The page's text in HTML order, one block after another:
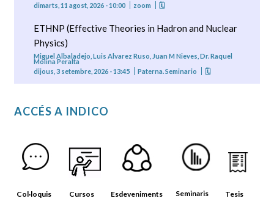
dimarts, 11 agost, 2026 - 10:00
zoom 🗓
ETHNP (Effective Theories in Hadron and Nuclear
Physics)
Miguel Albaladejo, Luis Alvarez Ruso, Juan M Nieves, Dr. Raquel
Molina Peralta
dijous, 3 setembre, 2026 - 13:45
Paterna. Seminario 🗓
ACCÉS A INDICO
Col·loquis Cursos Esdeveniments Seminaris Tesis